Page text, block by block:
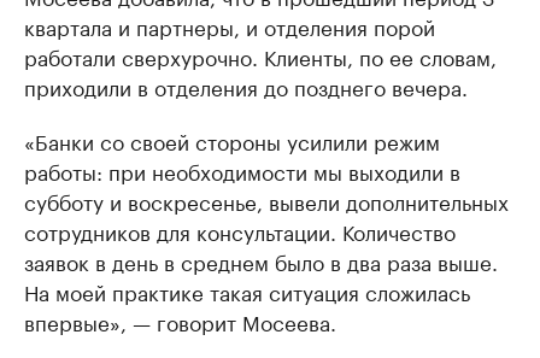
квартала и партнеры, и отделения порой
работали сверхурочно. Клиенты, по ее словам,
приходили в отделения до позднего вечера.
«Банки со своей стороны усилили режим
работы: при необходимости мы выходили в
субботу и воскресенье, вывели дополнительных
сотрудников для консультации. Количество
заявок в день в среднем было в два раза выше.
На моей практике такая ситуация сложилась
впервые», — говорит Мосеева.